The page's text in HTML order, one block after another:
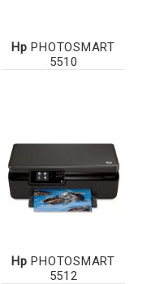
Hp PHOTOSMART
5510
Hp PHOTOSMART
5512